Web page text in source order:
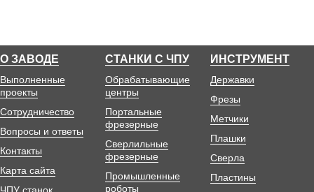
О ЗАВОДЕ
Выполненные
проекты
Сотрудничество
Вопросы и ответы
Контакты
Карта сайта
СТАНКИ С ЧПУ
Обрабатывающие
центры
Портальные
фрезерные
Сверлильные
фрезерные
Промышленные
роботы
ИНСТРУМЕНТ
Державки
Фрезы
Метчики
Плашки
Сверла
Пластины